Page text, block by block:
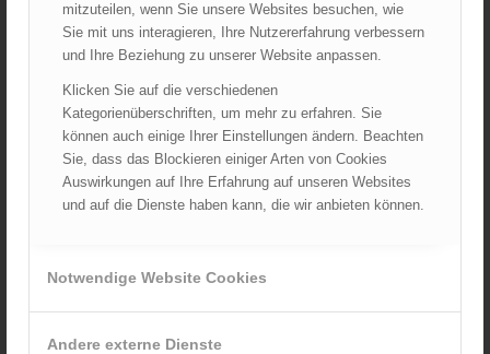
mitzuteilen, wenn Sie unsere Websites besuchen, wie
Sie mit uns interagieren, Ihre Nutzererfahrung verbessern
und Ihre Beziehung zu unserer Website anpassen.
Klicken Sie auf die verschiedenen
Kategorienüberschriften, um mehr zu erfahren. Sie
können auch einige Ihrer Einstellungen ändern. Beachten
Sie, dass das Blockieren einiger Arten von Cookies
Auswirkungen auf Ihre Erfahrung auf unseren Websites
und auf die Dienste haben kann, die wir anbieten können.
Notwendige Website Cookies
Andere externe Dienste
TEXPORT FIRE SEAL Haube dunkelblau lang
132,51€
Verkauf durch :